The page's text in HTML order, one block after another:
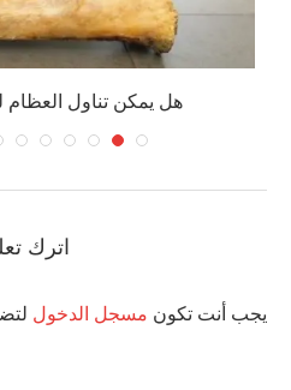
هل يمكن تناول العظام
اترك
يجب أنت تكون مسجل الدخول